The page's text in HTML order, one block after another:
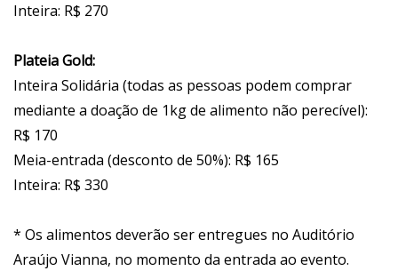
Inteira: R$ 270
Plateia Gold:
Inteira Solidária (todas as pessoas podem comprar
mediante a doação de 1kg de alimento não perecível):
R$ 170
Meia-entrada (desconto de 50%): R$ 165
Inteira: R$ 330
* Os alimentos deverão ser entregues no Auditório
Araújo Vianna, no momento da entrada ao evento.